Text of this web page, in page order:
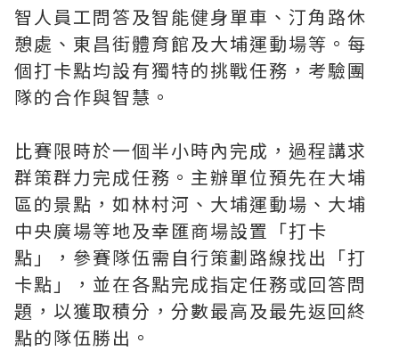
智人員工問答及智能健身單車、汀角路休
憩處、東昌街體育館及大埔運動場等。每
個打卡點均設有獨特的挑戰任務，考驗團
隊的合作與智慧。
比賽限時於一個半小時內完成，過程講求
群策群力完成任務。主辦單位預先在大埔
區的景點，如林村河、大埔運動場、大埔
中央廣場等地及幸匯商場設置「打卡
點」，參賽隊伍需自行策劃路線找出「打
卡點」，並在各點完成指定任務或回答問
題，以獲取積分，分數最高及最先返回終
點的隊伍勝出。